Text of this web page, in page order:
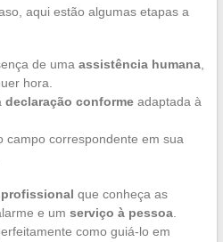
aqui estão algumas etapas a
de uma assistência humana,
hora.
declaração conformeadaptada à
campo correspondente em sua
profissional que conheça as
e um serviço à pessoa.
como guiá-lo em